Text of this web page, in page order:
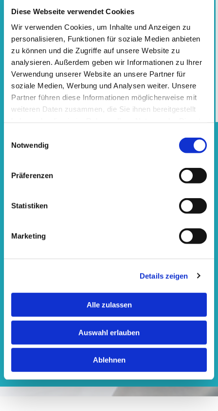
Diese Webseite verwendet Cookies
Wir verwenden Cookies, um Inhalte und Anzeigen zu
personalisieren, Funktionen für soziale Medien anbieten
zu können und die Zugriffe auf unsere Website zu
analysieren. Außerdem geben wir Informationen zu Ihrer
Verwendung unserer Website an unsere Partner für
soziale Medien, Werbung und Analysen weiter. Unsere
Partner führen diese Informationen möglicherweise mit
weiteren Daten zusammen, die Sie ihnen bereitgestellt
Notwendig
Präferenzen
Statistiken
Marketing
Details zeigen
Alle zulassen
Auswahl erlauben
Ablehnen
Neurologie
Tonusregulation
Förderung von Koordination und Gleichgewicht
Gedächtnistraining
Weitere Informationen
Physiotherapie
Manuelle Therapie
CMT
Kinesiologisches Tapen
Fango-Paraffin-Packungen
Weitere Informationen